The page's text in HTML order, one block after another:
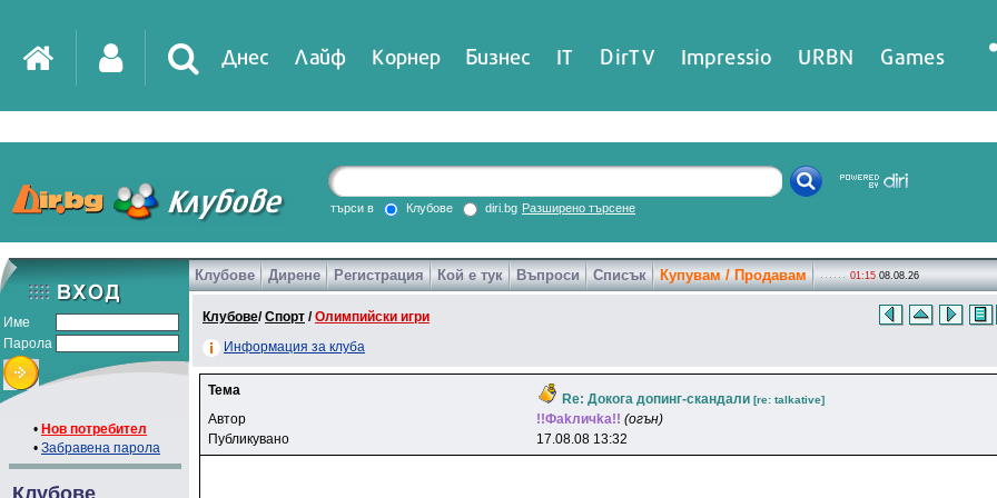
Днес Лайф Корнер Бизнес IT DirTV Impressio URBN Games
търси в Клубове diri.bg Разширено търсене
Име
Парола
• Нов потребител
• Забравена парола
Клубове
Клубове Дирене Регистрация Кой е тук Въпроси Списък Купувам / Продавам 01:15 08.08.26
Клубове/Спорт /Олимпийски игри
Информация за клуба
Тема
Re: Докога допинг-скандали [re: talkative]
Автор !!Фakличka!! (огън)
Публикувано
17.08.08 13:32